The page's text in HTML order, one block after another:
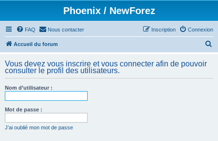
Phoenix / NewForez
FAQ Nous contacter Connexion
Inscription
Accueil du forum
h
Vous devez vous inscrire et vous connecter afin de pouvoir
consulter le profil des utilisateurs.
Nom d’utilisateur :
Mot de passe :
J’ai oublié mon mot de passe